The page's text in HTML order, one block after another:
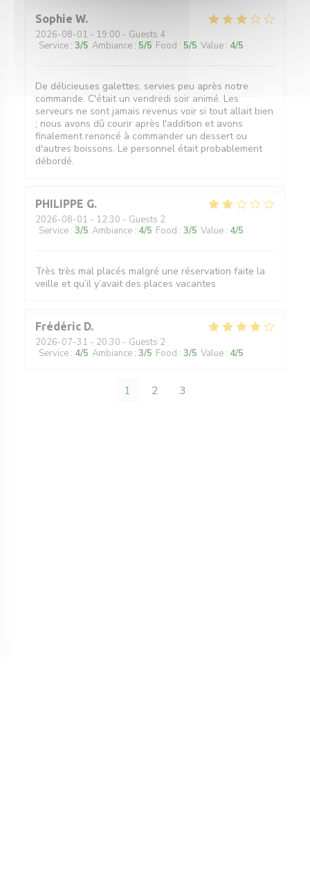
Sophie W
2026-08-01 - 19:00 - Guests 4
Service : 3/5 Ambiance : 5/5 Food : 5/5 Value : 4/5
De délicieuses galettes, servies peu après notre
commande. C'était un vendredi soir animé. Les
serveurs ne sont jamais revenus voir si tout allait bien
; nous avons dû courir après l'addition et avons
finalement renoncé à commander un dessert ou
d'autres boissons. Le personnel était probablement
débordé.
PHILIPPE G
2026-08-01 - 12:30 - Guests 2
Service : 3/5 Ambiance : 4/5 Food : 3/5 Value : 4/5
Très très mal placés malgré une réservation faite la
veille et qu’il y’avait des places vacantes
Frédéric D
2026-07-31 - 20:30 - Guests 2
Service : 4/5 Ambiance : 3/5 Food : 3/5 Value : 4/5
1 2 3